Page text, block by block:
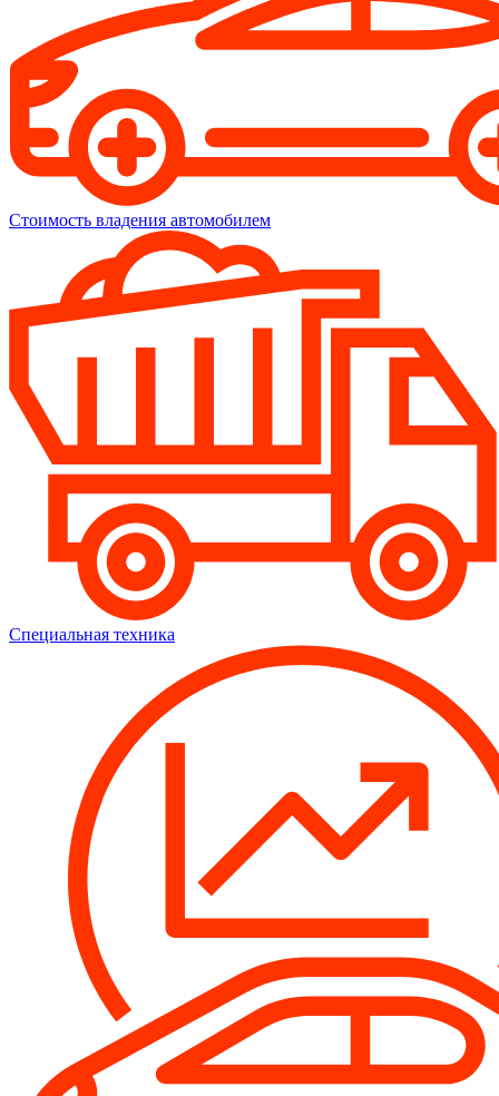
Стоимость владения автомобилем
Специальная техника